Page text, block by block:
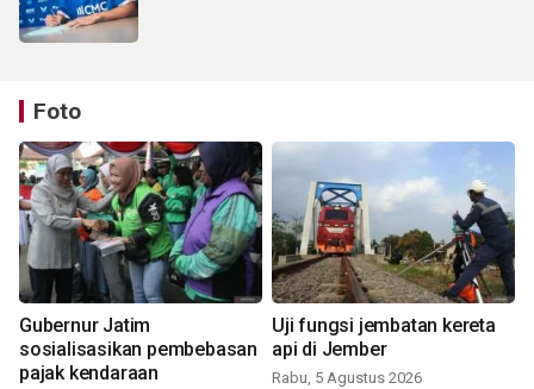
Foto
Gubernur Jatim
sosialisasikan pembebasan
pajak kendaraan
Uji fungsi jembatan kereta
api di Jember
Rabu, 5 Agustus 2026